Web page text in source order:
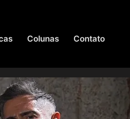
Colunas Contato